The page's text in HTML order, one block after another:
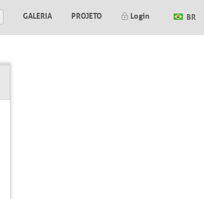
GALERIA PROJETO Login BR